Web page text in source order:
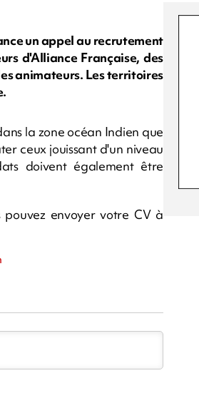
un appel au recrutement
d'Alliance Française, des
animateurs. Les territoires
la zone océan Indien que
ceux jouissant d'un niveau
doivent également être
envoyer votre CV à